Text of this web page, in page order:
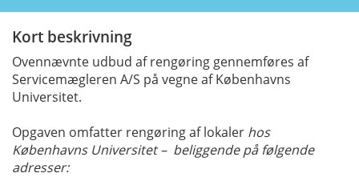
Kort beskrivning
Ovennævnte udbud af rengøring gennemføres af
Servicemægleren A/S på vegne af Københavns
Universitet.
Opgaven omfatter rengøring af lokaler hos
Københavns Universitet – beliggende på følgende
adresser: